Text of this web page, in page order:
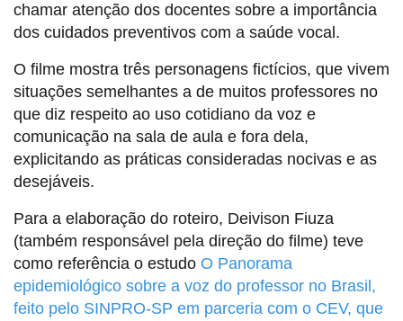
chamar atenção dos docentes sobre a importância
dos cuidados preventivos com a saúde vocal.
O filme mostra três personagens fictícios, que vivem
situações semelhantes a de muitos professores no
que diz respeito ao uso cotidiano da voz e
comunicação na sala de aula e fora dela,
explicitando as práticas consideradas nocivas e as
desejáveis.
Para a elaboração do roteiro, Deivison Fiuza
(também responsável pela direção do filme) teve
como referência o estudo O Panorama
epidemiológico sobre a voz do professor no Brasil ,
feito pelo SINPRO-SP em parceria com o CEV, que